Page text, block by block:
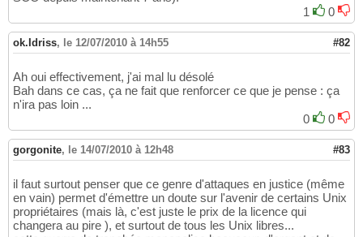
1
0
ok.Idriss, le 12/07/2010 à 14h55 #82
Ah oui effectivement, j'ai mal lu désolé
Bah dans ce cas, ça ne fait que renforcer ce que je pense : ça
n'ira pas loin ...
0
0
gorgonite, le 14/07/2010 à 12h48 #83
il faut surtout penser que ce genre d'attaques en justice (même
en vain) permet d'émettre un doute sur l'avenir de certains Unix
propriétaires (mais là, c'est juste le prix de la licence qui
changera au pire ), et surtout de tous les Unix libres...